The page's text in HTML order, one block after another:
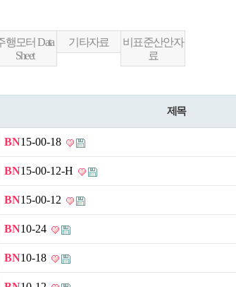
행모터 Data
Sheet
기타자료
비표준산안자
료
제목
BN15-00-18
BN15-00-12-H
BN15-00-12
BN10-24
BN10-18